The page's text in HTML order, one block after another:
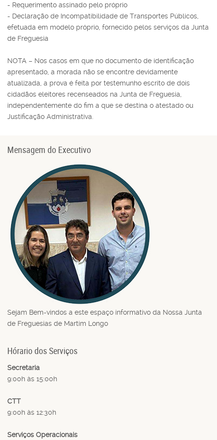
- Requerimento assinado pelo próprio
- Declaração de Incompatibilidade de Transportes Públicos,
efetuada em modelo próprio, fornecido pelos serviços da Junta
de Freguesia
NOTA – Nos casos em que no documento de identificação
apresentado, a morada não se encontre devidamente
atualizada, a prova é feita por testemunho escrito de dois
cidadãos eleitores recenseados na Junta de Freguesia,
independentemente do fim a que se destina o atestado ou
Justificação Administrativa.
Mensagem do Executivo
Sejam Bem-vindos a este espaço informativo da Nossa Junta
de Freguesias de Martim Longo
Hórario dos Serviços
Secretaria
9:00h às 15:00h
CTT
9:00h às 12:30h
Serviços Operacionais